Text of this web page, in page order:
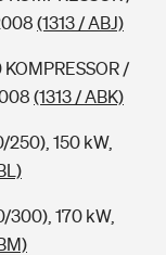
(1313 / ABJ)
/
(1313 / ABK)
150 kW,
300), 170 kW,